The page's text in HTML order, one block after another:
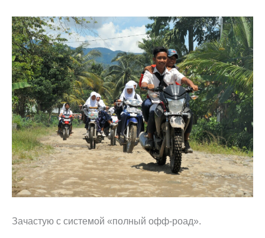
Зачастую с системой «полный офф-роад».